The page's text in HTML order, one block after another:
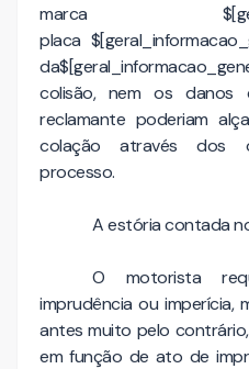
marca
placa
colisão, nem os danos
reclamante poderiam
colação através dos
processo.
A estória contada
O motorista
imprudência ou imperícia,
antes muito pelo
em função de ato de